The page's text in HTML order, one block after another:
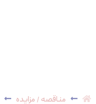
مناقصه / مزایده